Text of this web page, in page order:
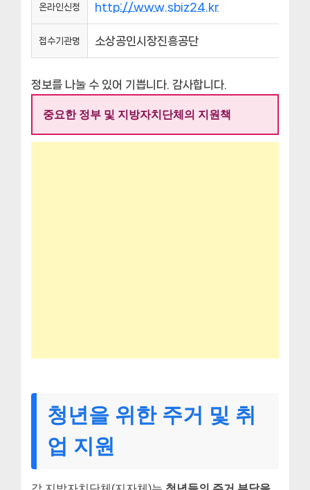
온라인신청 http://www.sbiz24.kr
접수기관명 소상공인시장진흥공단
정보를 나눌 수 있어 기쁩니다. 감사합니다.
중요한 정부 및 지방자치단체의 지원책
청년을 위한 주거 및 취
업 지원